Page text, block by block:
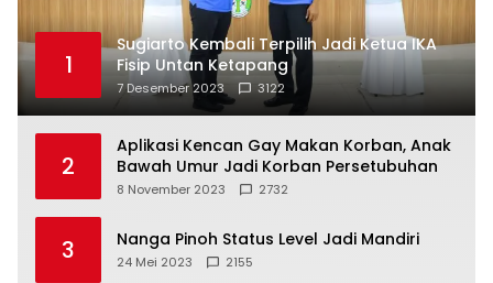
1
Sugiarto Kembali Terpilih Jadi Ketua IKA
Fisip Untan Ketapang
7 Desember 2023 3122
2
Aplikasi Kencan Gay Makan Korban, Anak
Bawah Umur Jadi Korban Persetubuhan
8 November 2023 2732
3 Nanga Pinoh Status Level Jadi Mandiri
24 Mei 2023 2155